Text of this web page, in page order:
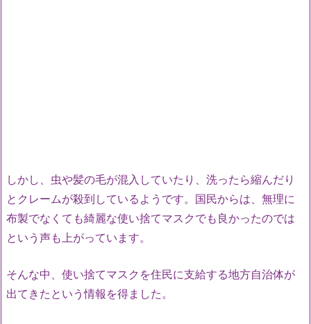
しかし、虫や髪の毛が混入していたり、洗ったら縮んだり
とクレームが殺到しているようです。国民からは、無理に
布製でなくても綺麗な使い捨てマスクでも良かったのでは
という声も上がっています。
そんな中、使い捨てマスクを住民に支給する地方自治体が
出てきたという情報を得ました。